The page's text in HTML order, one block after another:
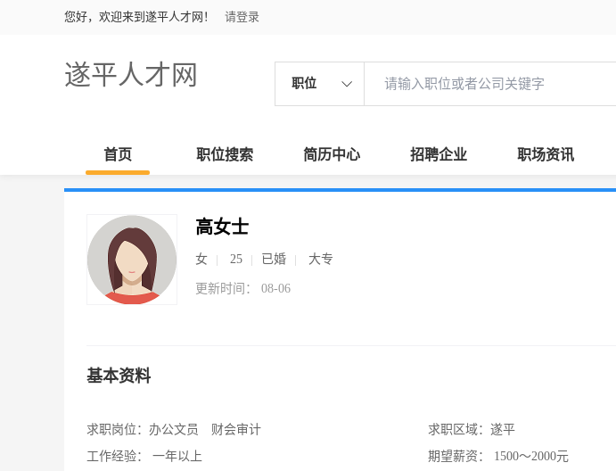
您好，欢迎来到遂平人才网！ 请登录
遂平人才网 职位
首页 职位搜索 简历中心 招聘企业 职场资讯
高女士
女 25 已婚 大专
更新时间： 08-06
基本资料
求职岗位： 办公文员 财会审计
工作经验：
一年以上
求职区域： 遂平
期望薪资：
1500～2000元